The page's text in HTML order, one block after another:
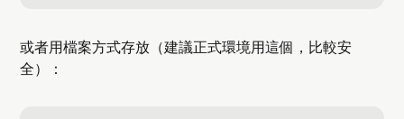
或者用檔案方式存放（建議正式環境用這個，比較安
全）：